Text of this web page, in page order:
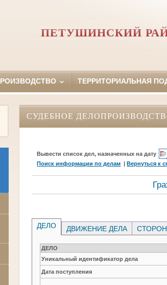
ПЕТУШИНСКИЙ
ТЕРРИТОРИАЛЬНАЯ
СУДЕБНОЕ
Вывести список дел, назначенных на дату
Поиск информации по делам |Вернуться к
ДЕЛО ДВИЖЕНИЕ ДЕЛА
ДЕЛО
Уникальный идентификатор дела
Дата поступления